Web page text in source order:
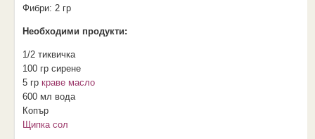
Фибри: 2 гр
Необходими продукти:
1/2 тиквичка
100 гр сирене
5 гр краве масло
600 мл вода
Копър
Щипка сол